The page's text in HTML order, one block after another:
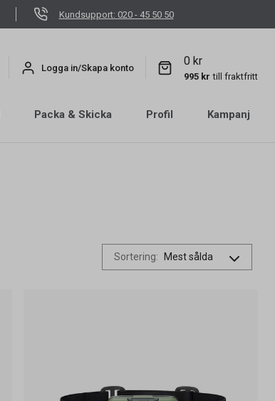
Kundsupport: 020 - 45 50 50
Logga in/Skapa konto
0 kr
995 kr till fraktfritt
Packa & Skicka Profil
Kampanj
Sortering: